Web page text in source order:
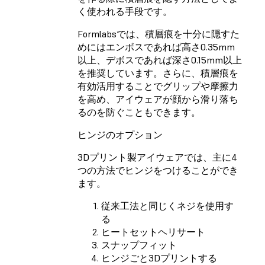
く使われる手段です。
Formlabsでは、積層痕を十分に隠すた
めにはエンボスであれば高さ0.35mm
以上、デボスであれば深さ0.15mm以上
を推奨しています。さらに、積層痕を
有効活用することでグリップや摩擦力
を高め、アイウェアが顔から滑り落ち
るのを防ぐこともできます。
ヒンジのオプション
3Dプリント製アイウェアでは、主に4
つの方法でヒンジをつけることができ
ます。
従来工法と同じくネジを使用す
る
ヒートセットヘリサート
スナップフィット
ヒンジごと3Dプリントする